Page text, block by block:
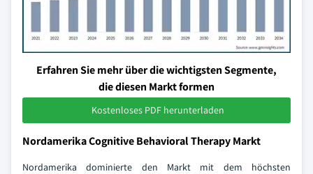
Erfahren Sie mehr über die wichtigsten Segmente,
die diesen Markt formen
Kostenloses PDF herunterladen
Nordamerika Cognitive Behavioral Therapy Markt
Nordamerika dominierte den Markt mit dem höchsten